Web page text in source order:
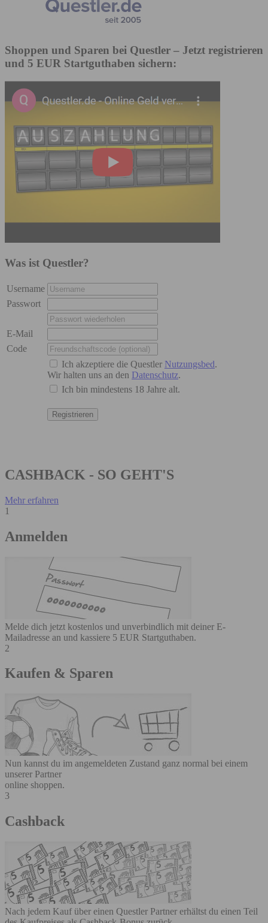
Shoppen und Sparen bei Questler – Jetzt registrieren
und 5 EUR Startguthaben sichern:
Was ist Questler?
Username
Passwort
E-Mail
Code
Ich akzeptiere die Questler Nutzungsbed.
Wir halten uns an den Datenschutz.
Ich bin mindestens 18 Jahre alt.
CASHBACK - SO GEHT'S
Mehr erfahren
1
Anmelden
Melde dich jetzt kostenlos und unverbindlich mit deiner E-
Mailadresse an und kassiere 5 EUR Startguthaben.
2
Kaufen & Sparen
Nun kannst du im angemeldeten Zustand ganz normal bei einem
unserer Partner
online shoppen.
3
Cashback
Nach jedem Kauf über einen Questler Partner erhältst du einen Teil